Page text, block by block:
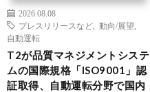
2026.08.08
プレスリリースなど
動向/展望
自動運転
T2が品質マネジメントシステ
ムの国際規格「ISO9001」認
証取得、自動運転分野で国内